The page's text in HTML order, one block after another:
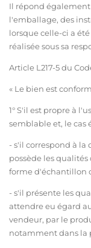
Il répond
l'emballage, des
lorsque celle-ci a
réalisée sous sa
Article L217-5 du
« Le bien est
1° S'il est propre à
semblable et, le cas
- s'il correspond à
possède les
forme d'échantillon
- s'il présente les
attendre eu égard
vendeur, par le
notamment dans la